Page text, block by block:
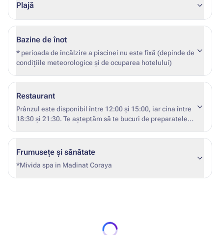
Plajă
Bazine de înot
* perioada de încălzire a piscinei nu este fixă (depinde de
condițiile meteorologice și de ocuparea hotelului)
Restaurant
Prânzul este disponibil între 12:00 și 15:00, iar cina între
18:30 și 21:30. Te așteptăm să te bucuri de preparatele
Frumusețe și sănătate